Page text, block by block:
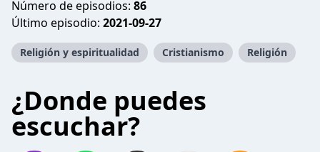
Número de episodios: 86
Último episodio: 2021-09-27
Religión y espiritualidad Cristianismo Religión
¿Donde puedes
escuchar?